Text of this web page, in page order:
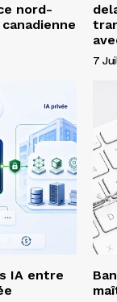
nord-
7
IA entre